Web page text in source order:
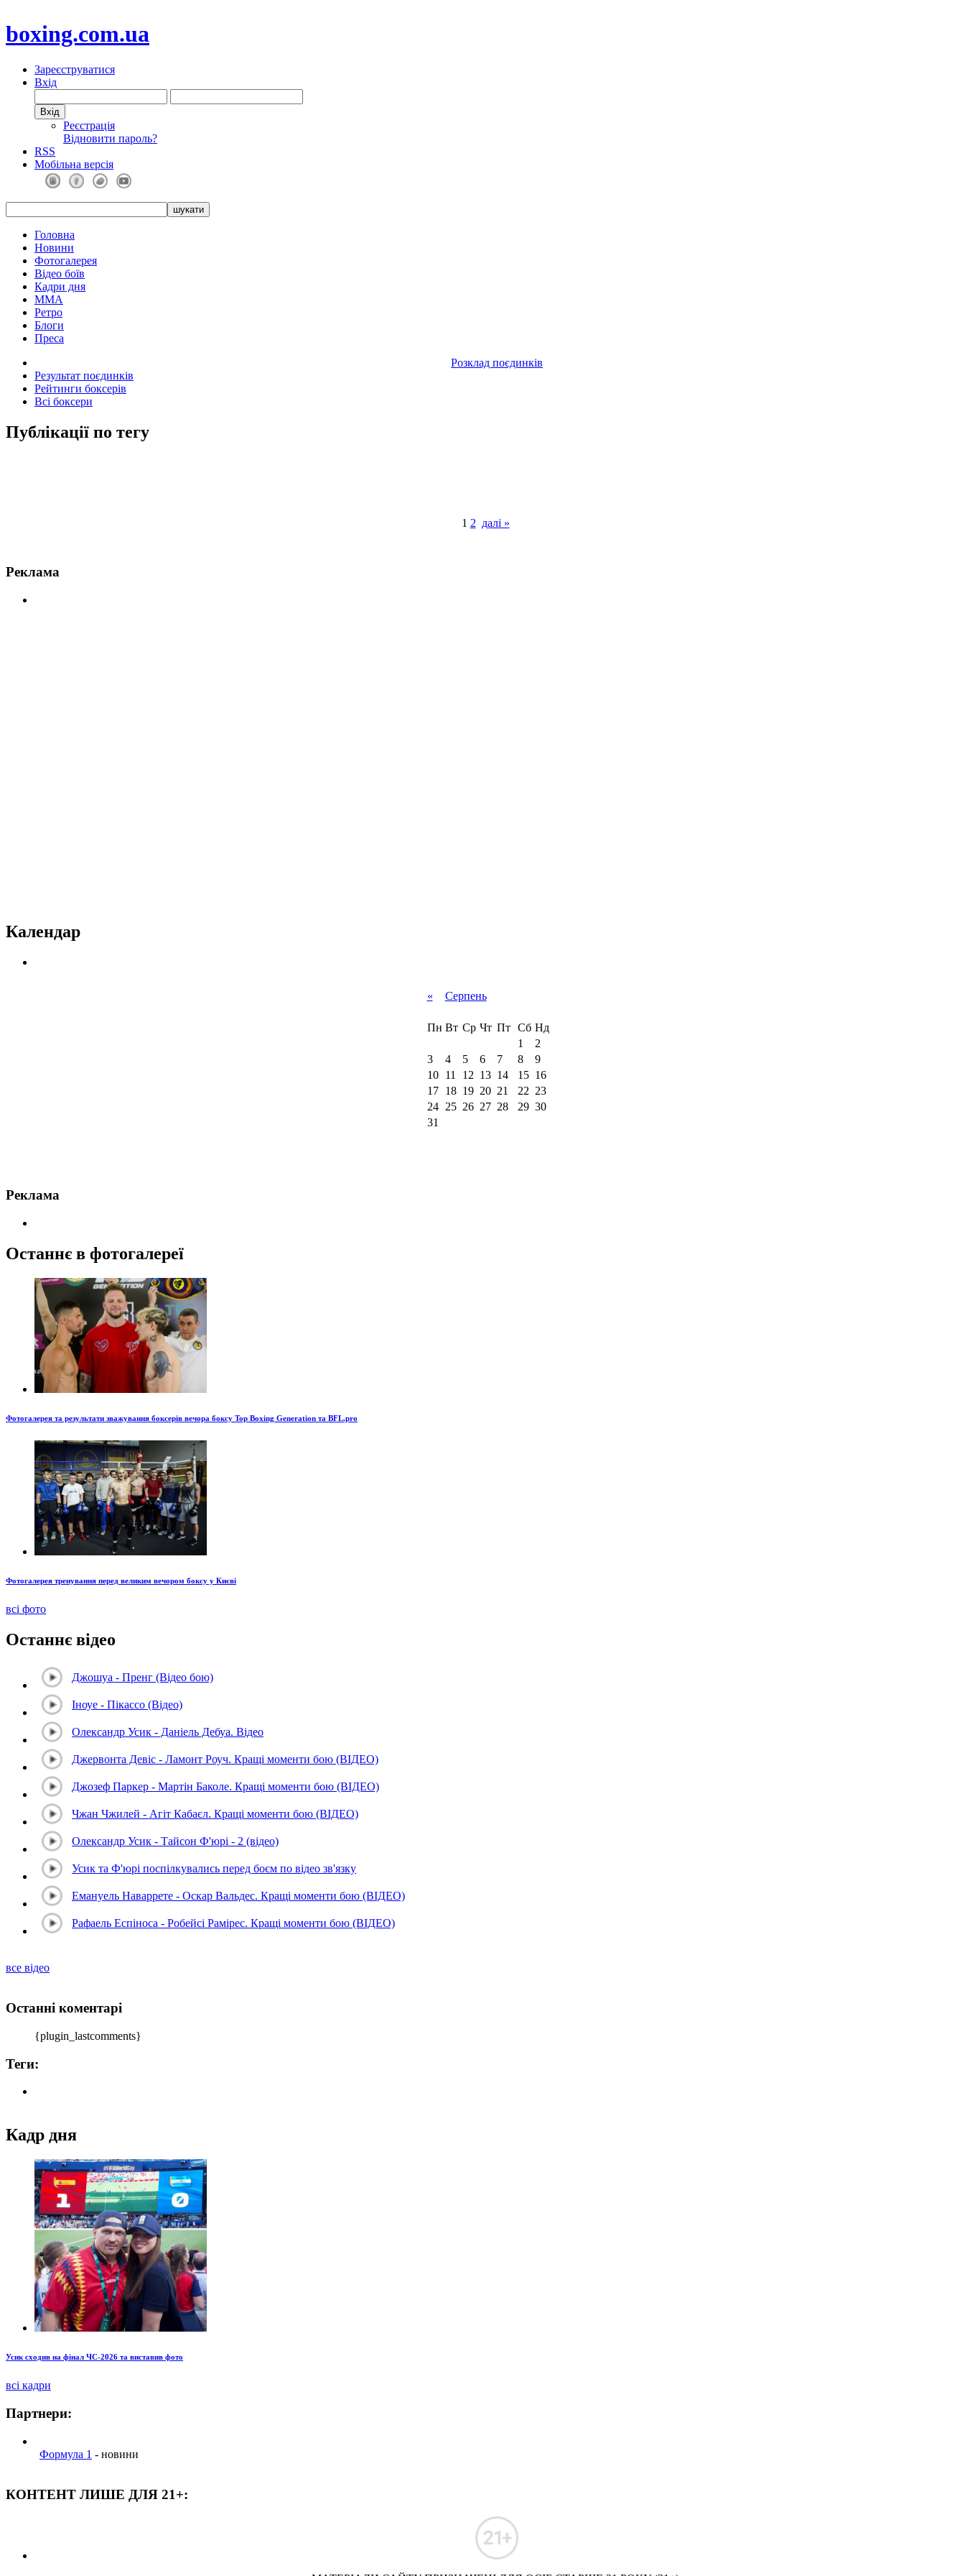
boxing.com.ua
Зареєструватися
Вхід
Реєстрація
Відновити пароль?
RSS
Мобільна версія
Головна
Новини
Фотогалерея
Відео боїв
Кадри дня
ММА
Ретро
Блоги
Преса
Розклад поєдинків
Результат поєдинків
Рейтинги боксерів
Всі боксери
Публікації по тегу
1 2 далі »
Реклама
Календар
« Серпень
Пн Вт Ср Чт Пт Сб Нд
1
2
3
4 5 6 7 8
9
10
11 12 13 14 15 16
17
18 19 20 21 22 23
24
25 26 27 28 29 30
31
Реклама
Останнє в фотогалереї
Фотогалерея та результати зважування боксерів вечора боксу Top Boxing Generation та BFL.pro
Фотогалерея тренування перед великим вечором боксу у Києві
всі фото
Останнє відео
Джошуа - Пренг (Відео бою)
Іноуе - Пікассо (Відео)
Олександр Усик - Даніель Дебуа. Відео
Джервонта Девіс - Ламонт Роуч. Кращі моменти бою (ВІДЕО)
Джозеф Паркер - Мартін Баколе. Кращі моменти бою (ВІДЕО)
Чжан Чжилей - Агіт Кабаєл. Кращі моменти бою (ВІДЕО)
Олександр Усик - Тайсон Ф'юрі - 2 (відео)
Усик та Ф'юрі поспілкувались перед боєм по відео зв'язку
Емануель Наваррете - Оскар Вальдес. Кращі моменти бою (ВІДЕО)
Рафаель Еспіноса - Робейсі Рамірес. Кращі моменти бою (ВІДЕО)
все відео
Останні коментарі
{plugin_lastcomments}
Теги:
Кадр дня
Усик сходив на фінал ЧС-2026 та виставив фото
всі кадри
Партнери:
Формула 1 - новини
КОНТЕНТ ЛИШЕ ДЛЯ 21+: